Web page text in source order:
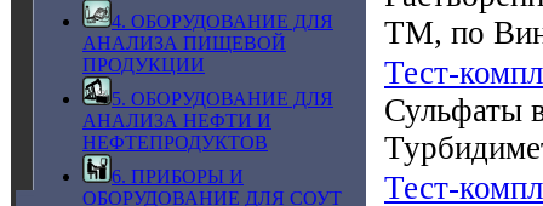
4. ОБОРУДОВАНИЕ ДЛЯ
АНАЛИЗА ПИЩЕВОЙ
ПРОДУКЦИИ
5. ОБОРУДОВАНИЕ ДЛЯ
АНАЛИЗА НЕФТИ И
НЕФТЕПРОДУКТОВ
6. ПРИБОРЫ И
ОБОРУДОВАНИЕ ДЛЯ СОУТ
ТМ, по
Тест-
Сульфаты
Тест-